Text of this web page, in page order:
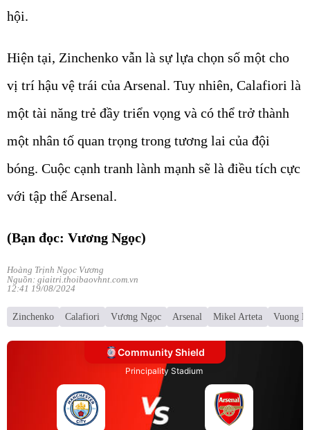
hội.
Hiện tại, Zinchenko vẫn là sự lựa chọn số một cho
vị trí hậu vệ trái của Arsenal. Tuy nhiên, Calafiori là
một tài năng trẻ đầy triển vọng và có thể trở thành
một nhân tố quan trọng trong tương lai của đội
bóng. Cuộc cạnh tranh lành mạnh sẽ là điều tích cực
với tập thể Arsenal.
(Bạn đọc: Vương Ngọc)
Hoàng Trịnh Ngọc Vương
Nguồn: giaitri.thoibaovhnt.com.vn
12:41 19/08/2024
Zinchenko Calafiori Vương Ngọc Arsenal Mikel Arteta Vuong
Community Shield
Principality Stadium